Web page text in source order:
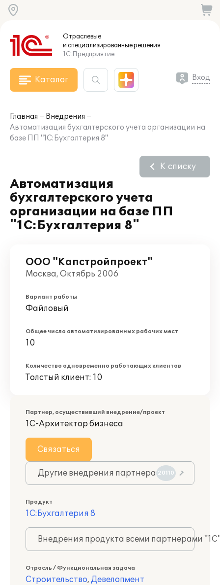
Отраслевые
и специализированныерешения
1С:Предприятие
Каталог Вход
Главная
Внедрения
Автоматизация бухгалтерского учета организации на
базе ПП "1С:Бухгалтерия 8"
Автоматизация
бухгалтерского учета
организации на базе ПП
"1С:Бухгалтерия 8"
К списку
ООО "Капстройпроект"
Москва, Октябрь 2006
Вариант работы
Файловый
Общее число автоматизированных рабочих мест
10
Количество одновременно работающих клиентов
Толстый клиент: 10
Партнер, осуществивший внедрение/проект
1С-Архитектор бизнеса
Связаться
Другие внедрения партнера 20110
Продукт
1С:Бухгалтерия 8
Внедрения продукта всеми партнерами
Отрасль / Функциональная задача
Строительство, Девелопмент